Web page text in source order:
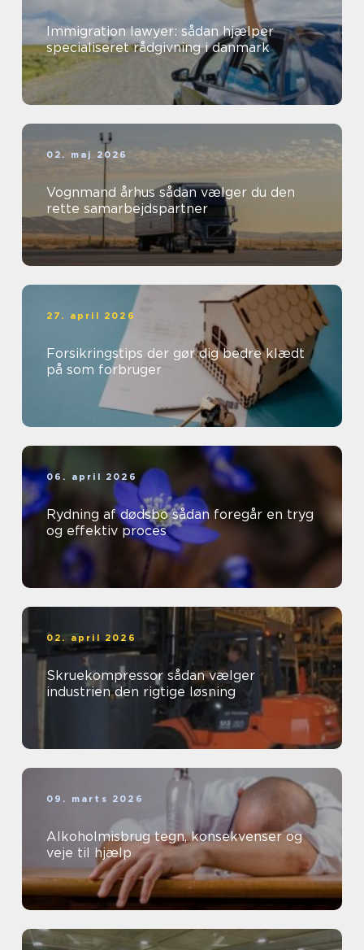
Immigration lawyer: sådan hjælper
specialiseret rådgivning i danmark
02. maj 2026
Vognmand århus sådan vælger du den
rette samarbejdspartner
27. april 2026
Forsikringstips der gør dig bedre klædt
på som forbruger
06. april 2026
Rydning af dødsbo sådan foregår en tryg
og effektiv proces
02. april 2026
Skruekompressor sådan vælger
industrien den rigtige løsning
09. marts 2026
Alkoholmisbrug tegn, konsekvenser og
veje til hjælp